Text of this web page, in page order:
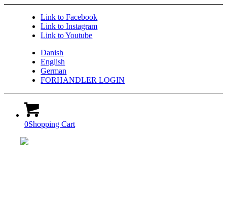
Link to Facebook
Link to Instagram
Link to Youtube
Danish
English
German
FORHANDLER LOGIN
0Shopping Cart